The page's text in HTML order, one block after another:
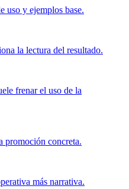
uso y ejemplos base.
la lectura del resultado.
frenar el uso de la
promoción concreta.
más narrativa.